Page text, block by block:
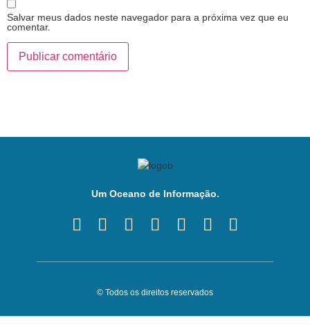
Salvar meus dados neste navegador para a próxima vez que eu
comentar.
Um Oceano de Informação.
© Todos os direitos reservados